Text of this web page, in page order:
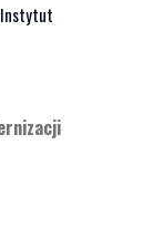
Instytut